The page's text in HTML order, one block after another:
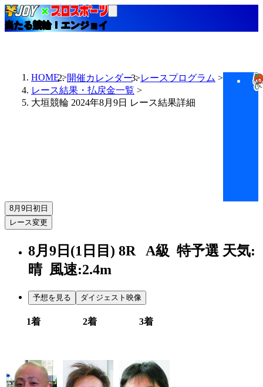
当たる競輪！エンジョイ
HOME 開催カレンダー
レースプログラム
レース結果・払戻金一覧
大垣競輪 2024年8月9日 レース結果詳細
8月9日 初日
レース変更
8月9日(1日目) 8R A級 特予選 天気:
晴 風速:2.4m
予想を見る ダイジェスト映像
1着 2着 3着